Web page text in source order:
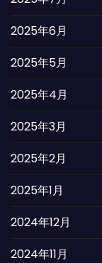
2025年6月
2025年5月
2025年4月
2025年3月
2025年2月
2025年1月
2024年12月
2024年11月